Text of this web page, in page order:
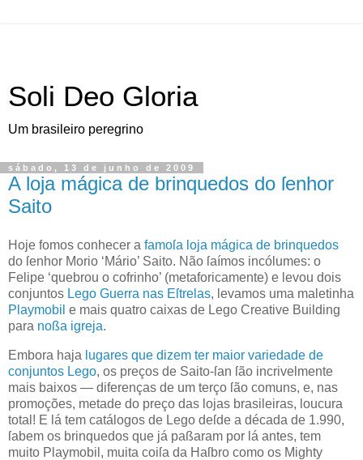
Soli Deo Gloria
Um brasileiro peregrino
sábado, 13 de junho de 2009
A loja mágica de brinquedos do ſenhor
Saito
Hoje fomos conhecer a famoſa loja mágica de brinquedos
do ſenhor Morio ‘Mário’ Saito. Não ſaímos incólumes: o
Felipe ‘quebrou o cofrinho’ (metaforicamente) e levou dois
conjuntos Lego Guerra nas Eſtrelas, levamos uma maletinha
Playmobil e mais quatro caixas de Lego Creative Building
para noßa igreja.
Embora haja lugares que dizem ter maior variedade de
conjuntos Lego, os preços de Saito-ſan ſão incrivelmente
mais baixos — diferenças de um terço ſão comuns, e, nas
promoções, metade do preço das lojas brasileiras, loucura
total! E lá tem catálogos de Lego deſde a década de 1.990,
ſabem os brinquedos que já paßaram por lá antes, tem
muito Playmobil, muita coiſa da Haſbro como os Mighty